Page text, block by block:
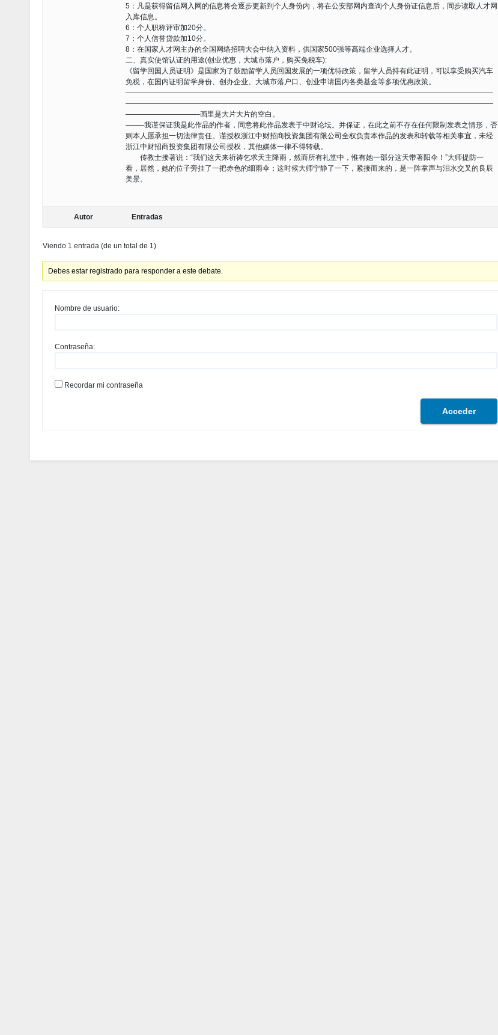
5：凡是获得留信网入网的信息将会逐步更新到个人身份内，将在公安部网内查询个人身份证信息后，同步读取人才网
入库信息。
6：个人职称评审加20分。
7：个人信誉贷款加10分。
8：在国家人才网主办的全国网络招聘大会中纳入资料，供国家500强等高端企业选择人才。
二、真实使馆认证的用途(创业优惠，大城市落户，购买免税车):
《留学回国人员证明》是国家为了鼓励留学人员回国发展的一项优待政策，留学人员持有此证明，可以享受购买汽车
免税，在国内证明留学身份、创办企业、大城市落户口、创业申请国内各类基金等多项优惠政策。
———————————————————————————————————————————————————
———————————————————————————————————————————————————
——————————-画里是大片大片的空白。
——–我谨保证我是此作品的作者，同意将此作品发表于中财论坛。并保证，在此之前不存在任何限制发表之情形，否
则本人愿承担一切法律责任。谨授权浙江中财招商投资集团有限公司全权负责本作品的发表和转载等相关事宜，未经
浙江中财招商投资集团有限公司授权，其他媒体一律不得转载。
传教士接著说：“我们这天来祈祷乞求天主降雨，然而所有礼堂中，惟有她一部分这天带著阳伞！”大师提防一
看，居然，她的位子旁挂了一把赤色的细雨伞；这时候大师宁静了一下，紧接而来的，是一阵掌声与泪水交叉的良辰
美景。
Autor Entradas
Viendo 1 entrada (de un total de 1)
Debes estar registrado para responder a este debate.
Nombre de usuario:
Contraseña:
Recordar mi contraseña
Acceder